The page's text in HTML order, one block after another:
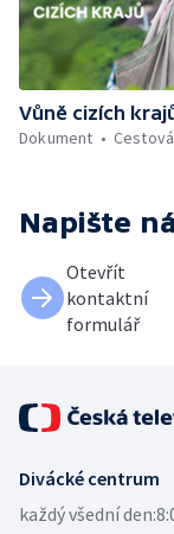
Vůně cizích
Dokument
Napište
Otevřít
kontaktní
formulář
Divácké centrum
každý všední den: